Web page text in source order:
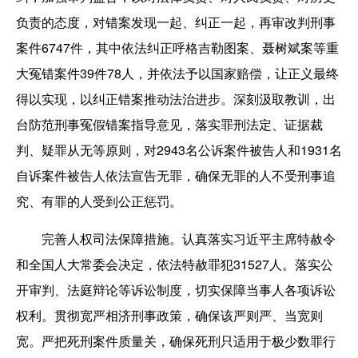
负责的态度，对错案发现一起、纠正一起，再审改判刑事
案件6747件，其中依法纠正呼格吉勒图案、聂树斌案等重
大冤错案件39件78人，并依法予以国家赔偿，让正义最终
得以实现，以纠正错案推动法治进步。深刻汲取教训，出
台防范刑事冤假错案指导意见，落实罪刑法定、证据裁
判、疑罪从无等原则，对2943名公诉案件被告人和1931名
自诉案件被告人依法宣告无罪，确保无罪的人不受刑事追
究、有罪的人受到公正惩罚。
完善人权司法保障措施。认真落实习近平主席特赦令
和全国人大常委会决定，依法特赦罪犯31527人。落实公
开审判、法庭辩论等诉讼制度，切实保障当事人各项诉讼
权利。贯彻宽严相济刑事政策，确保该严则严、当宽则
宽。严把死刑案件质量关，确保死刑只适用于极少数罪行